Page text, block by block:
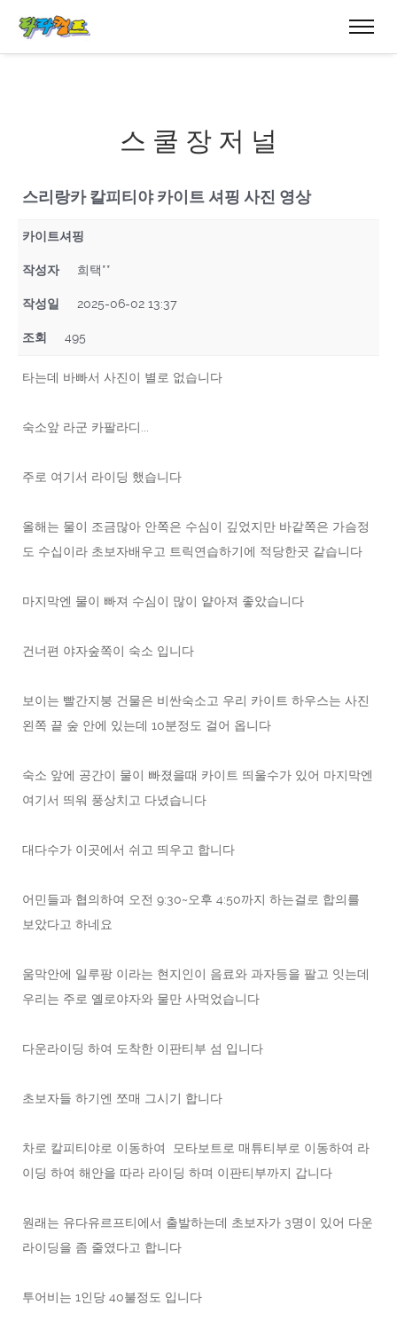
스 쿨 장 저 널
스리랑카 칼피티야 카이트 셔핑 사진 영상
카이트셔핑
작성자 희택**
작성일 2025-06-02 13:37
조회 495
타는데 바빠서 사진이 별로 없습니다
숙소앞 라군 카팔라디...
주로 여기서 라이딩 했습니다
올해는 물이 조금많아 안쪽은 수심이 깊었지만 바같쪽은 가슴정
도 수십이라 초보자배우고 트릭연습하기에 적당한곳 같습니다
마지막엔 물이 빠져 수심이 많이 얕아져 좋았습니다
건너편 야자숲쪽이 숙소 입니다
보이는 빨간지붕 건물은 비싼숙소고 우리 카이트 하우스는 사진
왼쪽 끝 숲 안에 있는데 10분정도 걸어 옵니다
숙소 앞에 공간이 물이 빠졌을때 카이트 띄울수가 있어 마지막엔
여기서 띄워 풍상치고 다녔습니다
대다수가 이곳에서 쉬고 띄우고 합니다
어민들과 협의하여 오전 9:30~오후 4:50까지 하는걸로 합의를
보았다고 하네요
움막안에 일루팡 이라는 현지인이 음료와 과자등을 팔고 잇는데
우리는 주로 옐로야자와 물만 사먹었습니다
다운라이딩 하여 도착한 이판티부 섬 입니다
초보자들 하기엔 쪼매 그시기 합니다
차로 칼피티야로 이동하여 모타보트로 매튜티부로 이동하여 라
이딩 하여 해안을 따라 라이딩 하며 이판티부까지 갑니다
원래는 유다유르프티에서 출발하는데 초보자가 3명이 있어 다운
라이딩을 좀 줄였다고 합니다
투어비는 1인당 40불정도 입니다